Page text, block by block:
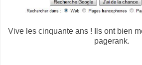
Vive les cinquante ans ! Ils ont bien
pagerank.